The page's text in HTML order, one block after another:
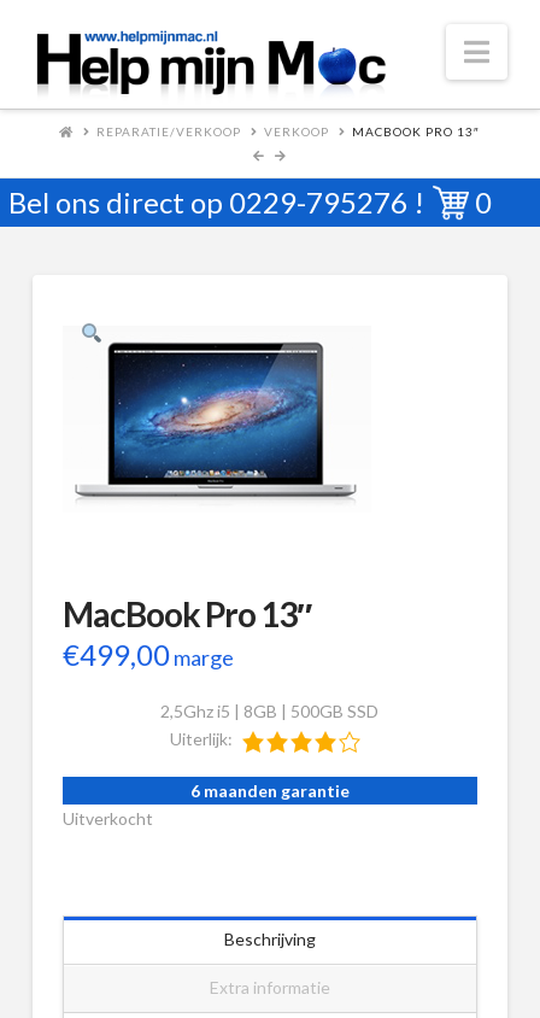
REPARATIE/VERKOOP VERKOOP MACBOOK PRO 13″
Bel ons direct op 0229-795276 ! 0
MacBook Pro 13″
€499,00marge
2,5Ghz i5 | 8GB | 500GB SSD
Uiterlijk:
6 maanden garantie
Uitverkocht
Beschrijving
Extra informatie